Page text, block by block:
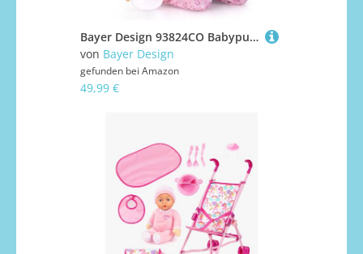
Bayer Design 93824CO Babypuppe interaktiv, Spielpuppe sprechend, weicher Körper, Schnuller, Flasche, 38 cm, Rosa
von Bayer Design
gefunden bei Amazon
49,99 €